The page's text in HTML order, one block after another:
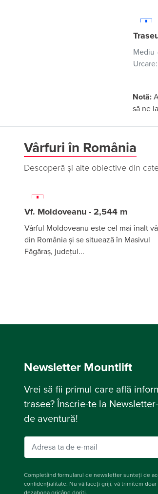
Mediu
Notă:
să ne
Vârfuri în România
Descoperă și alte obiective din
Vf. Moldoveanu - 2,544 m
Vârful Moldoveanu este cel mai înalt
din România și se situează în Masivul
Făgăraș, județul...
Newsletter Mountlift
Vrei să fii primul care află
trasee? Înscrie-te la
de aventură!
Completând formularul de newsletter sunteți de
confidențialitate. Nu vă faceți griji, vă trimitem
dezabona oricând doriți.